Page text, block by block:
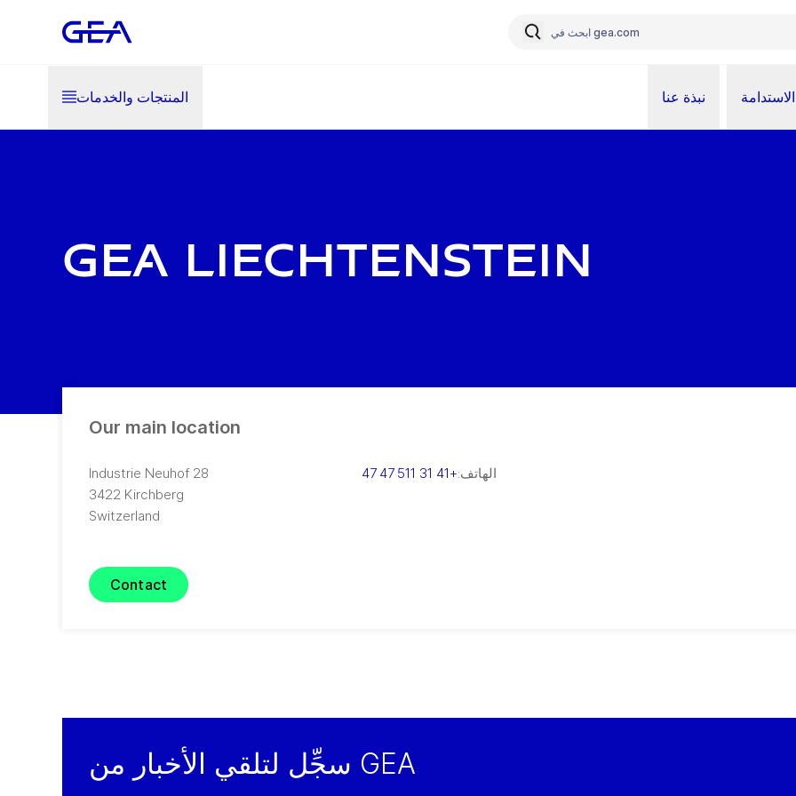
المنتجات والخدمات نبذة عنا الاستدامة
GEA Liechtenstein
Our main location
Industrie Neuhof 28
3422 Kirchberg
Switzerland
الهاتف:+41 31 511 47 47
Contact
سجِّل لتلقي الأخبار من GEA